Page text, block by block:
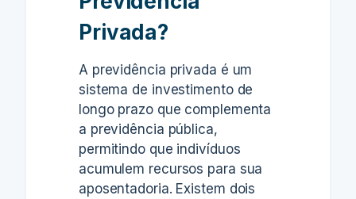
Privada?
A previdência privada é um
sistema de investimento de
longo prazo que complementa
a previdência pública,
permitindo que indivíduos
acumulem recursos para sua
aposentadoria. Existem dois